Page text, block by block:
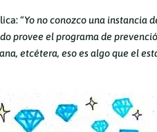
“Yo no conozco una instancia
provee el programa de
etcétera, eso es algo que el